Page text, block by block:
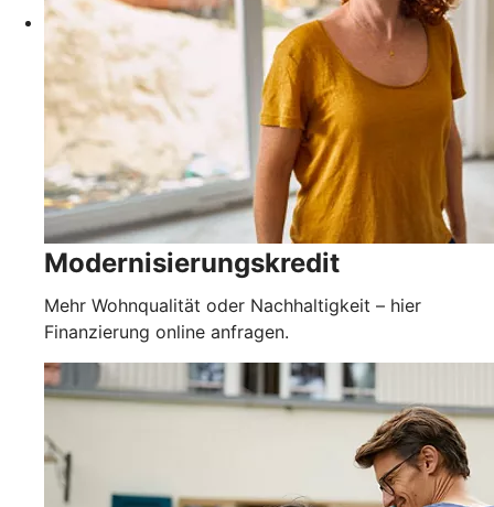
Modernisierungskredit
Mehr Wohnqualität oder Nachhaltigkeit – hier
Finanzierung online anfragen.